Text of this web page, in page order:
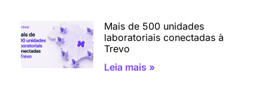
Mais de 500 unidades
laboratoriais conectadas à
Trevo
Leia mais »